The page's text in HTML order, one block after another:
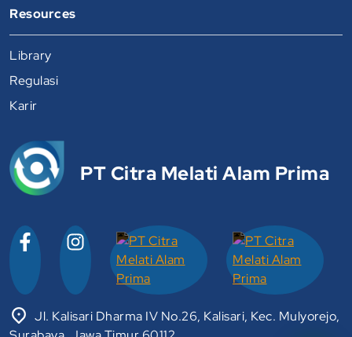
PT Citra Melati Alam Prima
Jl. Kalisari Dharma IV No.26, Kalisari, Kec. Mulyorejo,
Resources
Library
Regulasi
Karir